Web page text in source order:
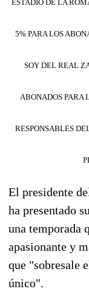
ESTADIO DE LA
5% PARA LOS
SOY DEL REAL
ABONADOS PARA
RESPONSABLES
El presidente
ha presentado
una temporada
apasionante y
que "sobresale
único".